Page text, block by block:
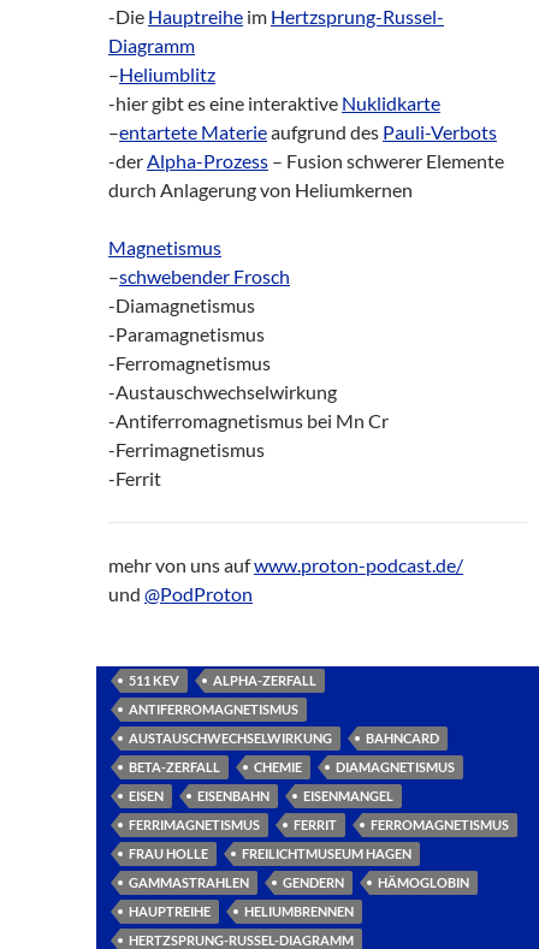
-Die Hauptreihe im Hertzsprung-Russel-
Diagramm
–Heliumblitz
-hier gibt es eine interaktive Nuklidkarte
–entartete Materieaufgrund des Pauli-Verbots
-derAlpha-Prozess – Fusion schwerer Elemente
durch Anlagerung von Heliumkernen
Magnetismus
–schwebender Frosch
-Diamagnetismus
-Paramagnetismus
-Ferromagnetismus
-Austauschwechselwirkung
-Antiferromagnetismus bei Mn Cr
-Ferrimagnetismus
-Ferrit
mehr von uns aufwww.proton-podcast.de/
und @PodProton
511 KEV
ALPHA-ZERFALL
ANTIFERROMAGNETISMUS
AUSTAUSCHWECHSELWIRKUNG
BAHNCARD
BETA-ZERFALL
CHEMIE
DIAMAGNETISMUS
EISEN
EISENBAHN
EISENMANGEL
FERRIMAGNETISMUS
FERRIT
FERROMAGNETISMUS
FRAU HOLLE
FREILICHTMUSEUM HAGEN
GAMMASTRAHLEN
GENDERN
HÄMOGLOBIN
HAUPTREIHE
HELIUMBRENNEN
HERTZSPRUNG-RUSSEL-DIAGRAMM